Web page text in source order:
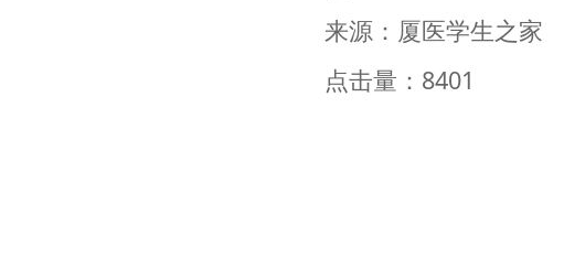
来源：厦医学生之家
点击量：8401